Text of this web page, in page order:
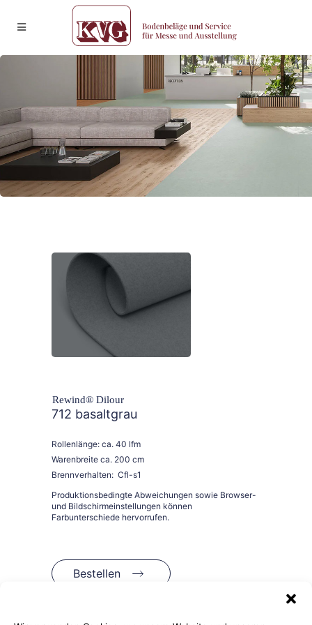
712 basaltgrau
Rollenlänge: ca. 40 lfm
Warenbreite ca. 200 cm
Brennverhalten: Cfl-s1
Bestellen
Rewind® Dilour